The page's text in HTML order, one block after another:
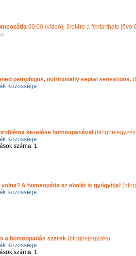
00:00 (videó), 3rol4re a fentarthato jövö
pemphigus, nutritionally septal sensations.
Közössége
kezelése homeopatiával
Közössége
száma: 1
volna? A homeopátia az ebolát is gyógyítja!
Közössége
a homeopatiás szerek (blogbejegyzés)
Közössége
száma: 1